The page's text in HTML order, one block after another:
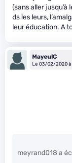
(sans aller jusqu’à
ds les leurs,
leur éducation. A
MayeulC
Le 03/02/2020 à
meyrand018 a